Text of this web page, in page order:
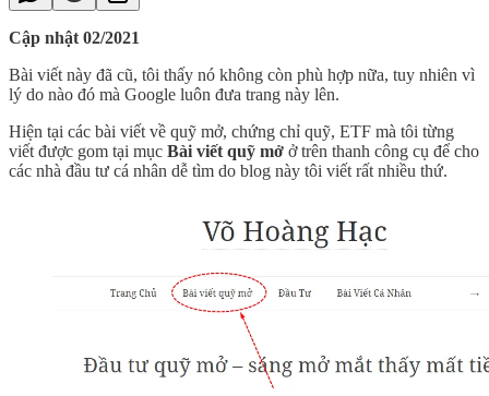
Cập nhật 02/2021
Bài viết này đã cũ, tôi thấy nó không còn phù hợp nữa, tuy nhiên vì
lý do nào đó mà Google luôn đưa trang này lên.
Hiện tại các bài viết về quỹ mở, chứng chỉ quỹ, ETF mà tôi từng
viết được gom tại mục Bài viết quỹ mở ở trên thanh công cụ để cho
các nhà đầu tư cá nhân dễ tìm do blog này tôi viết rất nhiều thứ.